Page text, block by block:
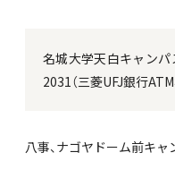
名城大学天白キャン
2031（三菱UFJ銀行ATM
八事、ナゴヤドーム前キ